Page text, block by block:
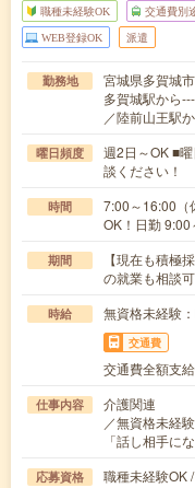
職種未経験OK 交通費別
WEB登録OK 派遣
勤務地
宮城県多賀城市
多賀城駅から
／陸前山王駅
曜日頻度
週2日～OK ■
談ください！
時間
7:00～16:00（
OK！日勤
期間
【現在も積極
の就業も相談
時給 無資格未経験
交通費
交通費全額支
仕事内容
介護関連
／無資格未経
「話し相手に
応募資格
職種未経験OK